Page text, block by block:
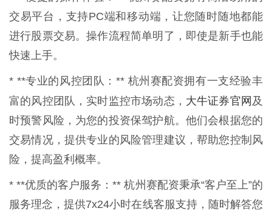
交易平台，支持PC端和移动端，让您随时随地都能
进行股票交易。操作流程简单明了，即使是新手也能
快速上手。
* **专业的风控团队：** 杭州赛配资拥有一支经验丰
富的风控团队，实时监控市场动态， 大牛证券官网 及
时预警风险，为您的投资保驾护航。他们会根据您的
交易情况，提供专业的风险管理建议，帮助您控制风
险，提高盈利概率。
* **优质的客户服务：** 杭州赛配资秉承“客户至上”的
服务理念，提供7x24小时在线客服支持，随时解答您